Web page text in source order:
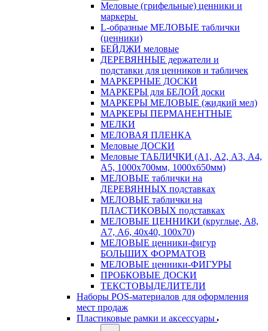
Меловые (грифельные) ценники и
маркеры
L-образные МЕЛОВЫЕ таблички
(ценники)
БЕЙДЖИ меловые
ДЕРЕВЯННЫЕ держатели и
подставки для ценников и табличек
МАРКЕРНЫЕ ДОСКИ
МАРКЕРЫ для БЕЛОЙ доски
МАРКЕРЫ МЕЛОВЫЕ (жидкий мел)
МАРКЕРЫ ПЕРМАНЕНТНЫЕ
МЕЛКИ
МЕЛОВАЯ ПЛЕНКА
Меловые ДОСКИ
Меловые ТАБЛИЧКИ (А1, А2, А3, А4,
А5, 1000х700мм, 1000х650мм)
МЕЛОВЫЕ таблички на
ДЕРЕВЯННЫХ подставках
МЕЛОВЫЕ таблички на
ПЛАСТИКОВЫХ подставках
МЕЛОВЫЕ ЦЕННИКИ (круглые, А8,
А7, А6, 40х40, 100х70)
МЕЛОВЫЕ ценники-фигур
БОЛЬШИХ ФОРМАТОВ
МЕЛОВЫЕ ценники-ФИГУРЫ
ПРОБКОВЫЕ ДОСКИ
ТЕКСТОВЫДЕЛИТЕЛИ
Наборы POS-материалов для оформления
мест продаж
Пластиковые рамки и аксессуары